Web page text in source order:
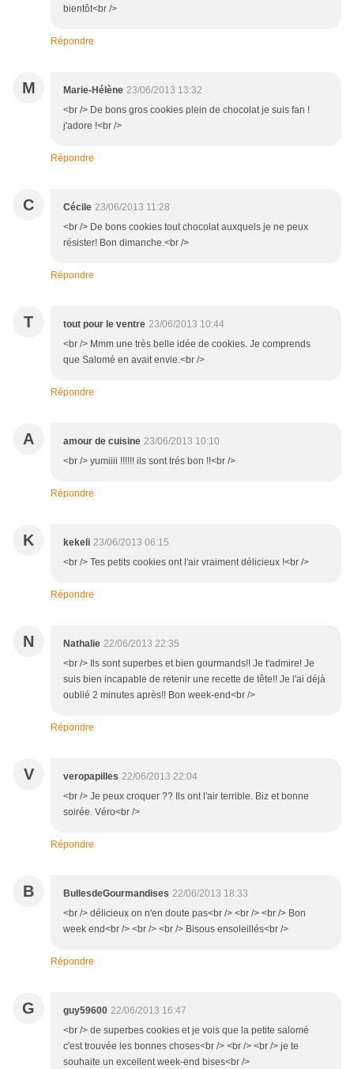
bientôt<br />
Répondre
M Marie-Hélène 23/06/2013 13:32
<br /> De bons gros cookies plein de chocolat je suis fan !
j'adore !<br />
Répondre
C Cécile 23/06/2013 11:28
<br /> De bons cookies tout chocolat auxquels je ne peux
résister! Bon dimanche.<br />
Répondre
T tout pour le ventre 23/06/2013 10:44
<br /> Mmm une très belle idée de cookies. Je comprends
que Salomé en avait envie.<br />
Répondre
A amour de cuisine 23/06/2013 10:10
<br /> yumiiii !!!!!! ils sont trés bon !!<br />
Répondre
K kekeli 23/06/2013 06:15
<br /> Tes petits cookies ont l'air vraiment délicieux !<br />
Répondre
N Nathalie 22/06/2013 22:35
<br /> Ils sont superbes et bien gourmands!! Je t'admire! Je
suis bien incapable de retenir une recette de tête!! Je l'ai déjà
oublié 2 minutes après!! Bon week-end<br />
Répondre
V veropapilles 22/06/2013 22:04
<br /> Je peux croquer ?? Ils ont l'air terrible. Biz et bonne
soirée. Véro<br />
Répondre
B BullesdeGourmandises 22/06/2013 18:33
<br /> délicieux on n'en doute pas<br /> <br /> <br /> Bon
week end<br /> <br /> <br /> Bisous ensoleillés<br />
Répondre
G guy59600 22/06/2013 16:47
<br /> de superbes cookies et je vois que la petite salomé
c'est trouvée les bonnes choses<br /> <br /> <br /> je te
souhaite un excellent week-end bises<br />